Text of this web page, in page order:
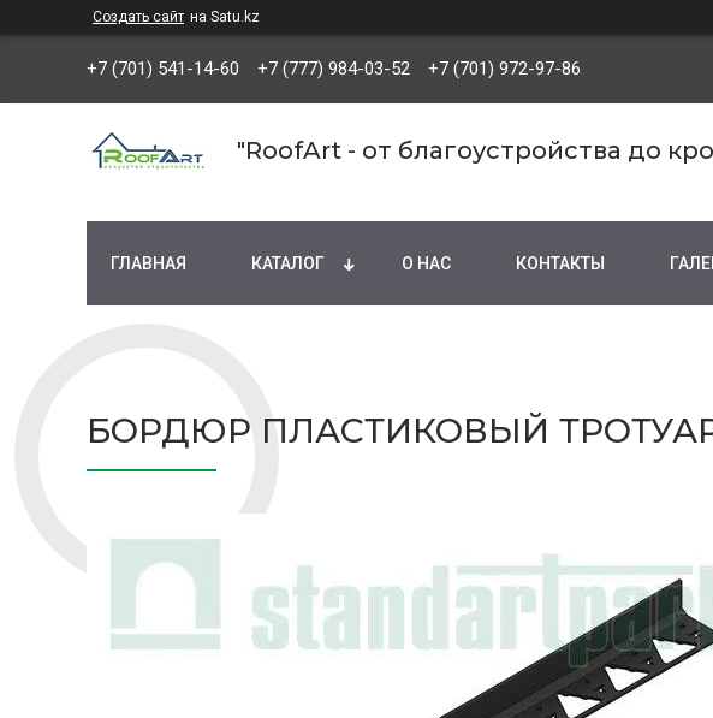
Создать сайт на Satu.kz
+7 (701) 541-14-60 +7 (777) 984-03-52 +7 (701) 972-97-86
"RoofArt - от благоустройства до
ГЛАВНАЯ КАТАЛОГ О НАС КОНТАКТЫ
БОРДЮР ПЛАСТИКОВЫЙ